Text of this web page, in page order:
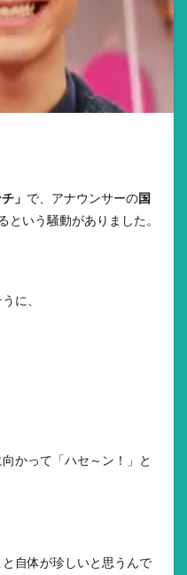
」 で、アナウンサーの国
という騒動がありました。
に、
かって「ハセ～ン！」と
自体が珍しいと思うんで